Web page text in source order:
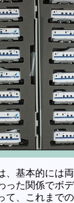
、基本的には
った関係でボ
て、これまで